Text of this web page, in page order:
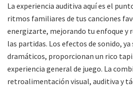
La experiencia auditiva aquí es el
ritmos familiares de tus canciones
energizarte, mejorando tu enfoque y
las partidas. Los efectos de sonido,
dramáticos, proporcionan un rico
experiencia general de juego. La
retroalimentación visual, auditiva y